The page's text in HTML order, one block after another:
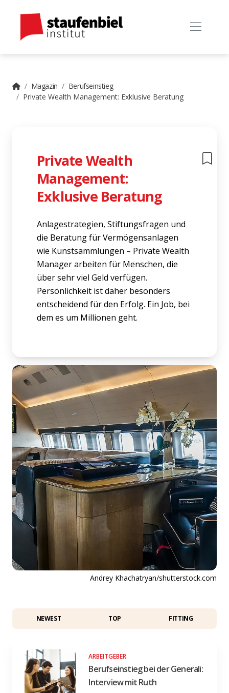
Magazin
Berufseinstieg
Private Wealth Management: Exklusive Beratung
Private Wealth
Management:
Exklusive Beratung
Anlagestrategien, Stiftungsfragen und
die Beratung für Vermögensanlagen
wie Kunstsammlungen – Private Wealth
Manager arbeiten für Menschen, die
über sehr viel Geld verfügen.
Persönlichkeit ist daher besonders
entscheidend für den Erfolg. Ein Job, bei
dem es um Millionen geht.
Andrey Khachatryan/shutterstock.com
NEWEST TOP FITTING
ARBEITGEBER
Berufseinstieg bei der Generali:
Interview mit Ruth